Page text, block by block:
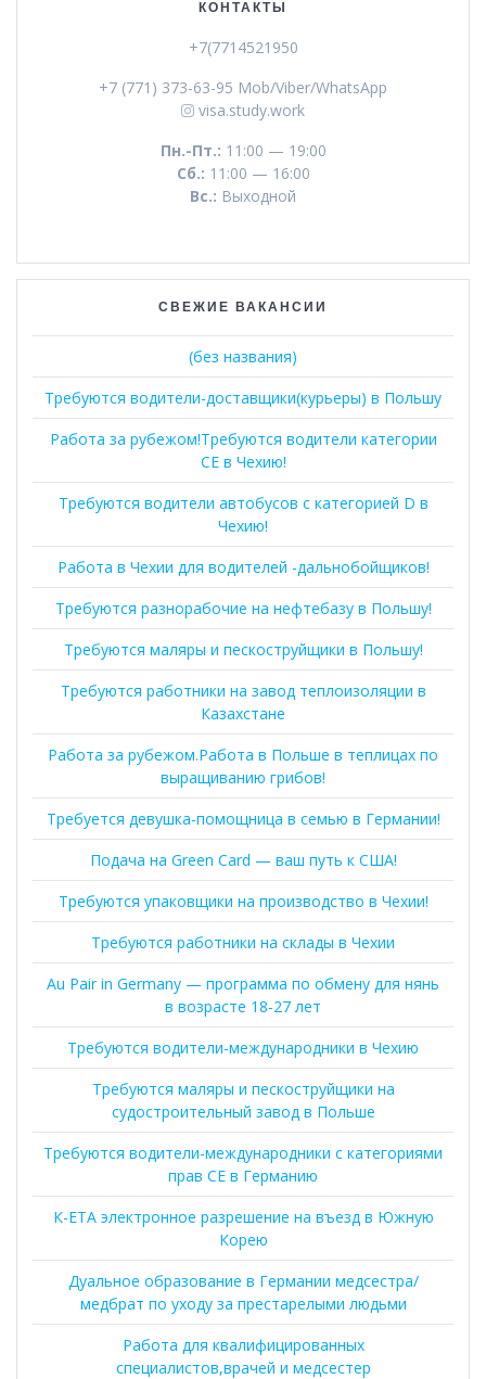
КОНТАКТЫ
+7(7714521950
+7 (771) 373-63-95 Mob/Viber/WhatsApp
visa.study.work
Пн.-Пт.: 11:00 — 19:00
Сб.: 11:00 — 16:00
Вс.: Выходной
СВЕЖИЕ ВАКАНСИИ
(без названия)
Требуются водители-доставщики(курьеры) в Польшу
Работа за рубежом!Требуются водители категории
СЕ в Чехию!
Требуются водители автобусов с категорией D в
Чехию!
Работа в Чехии для водителей -дальнобойщиков!
Требуются разнорабочие на нефтебазу в Польшу!
Требуются маляры и пескоструйщики в Польшу!
Требуются работники на завод теплоизоляции в
Казахстане
Работа за рубежом.Работа в Польше в теплицах по
выращиванию грибов!
Требуется девушка-помощница в семью в Германии!
Подача на Green Card — ваш путь к США!
Требуются упаковщики на производство в Чехии!
Требуются работники на склады в Чехии
Au Pair in Germany — программа по обмену для нянь
в возрасте 18-27 лет
Требуются водители-международники в Чехию
Требуются маляры и пескоструйщики на
судостроительный завод в Польше
Требуются водители-международники с категориями
прав CE в Германию
К-ЕТА электронное разрешение на въезд в Южную
Корею
Дуальное образование в Германии медсестра/
медбрат по уходу за престарелыми людьми
Работа для квалифицированных
специалистов,врачей и медсестер